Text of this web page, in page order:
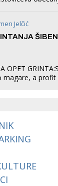
Jelčić
OPET
magare, a